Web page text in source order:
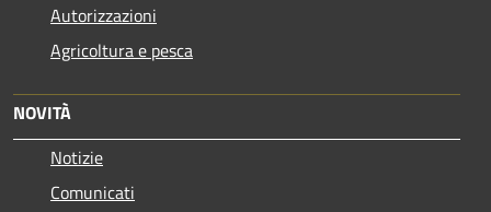
Autorizzazioni
Agricoltura e pesca
NOVITÀ
Notizie
Comunicati